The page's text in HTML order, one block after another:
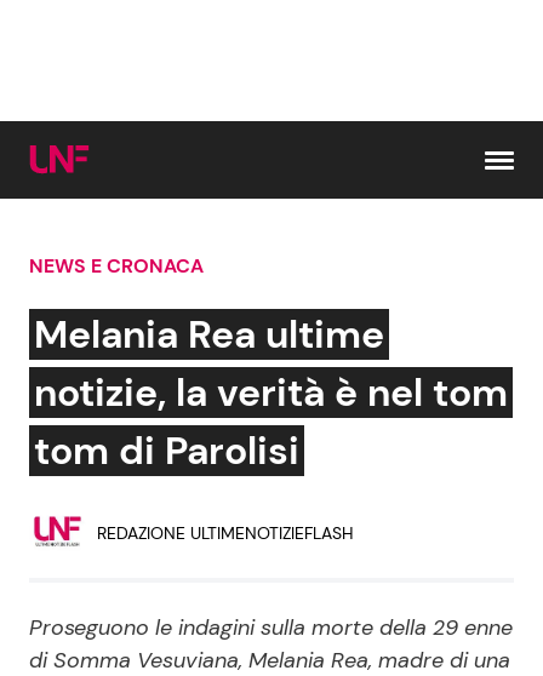
Cerca:
News e Cronaca
Attualità Italiana
Persone Scomparse
Gossip e TV
Bellezze VIP
Programmi TV
NEWS E CRONACA
Melania Rea ultime
notizie, la verità è nel tom
tom di Parolisi
REDAZIONE ULTIMENOTIZIEFLASH
Proseguono le indagini sulla morte della 29 enne
di Somma Vesuviana, Melania Rea, madre di una